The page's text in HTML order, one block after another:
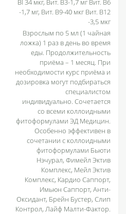
Bl 34 мкг, Вит. B3-1,7 мг Вит. B6
-1,7 мг, Вит. B9-40 мкг Вит. В12
-3,5 мкг
Взрослым по 5 мл (1 чайная
ложка) 1 раз в день во время
еды. Продолжительность
приёма – 1 месяц. При
необходимости курс приёма и
дозировка могут подбираться
специалистом
индивидуально. Сочетается
со всеми коллоидными
фитоформулами ЭД Медицин.
Особенно эффективен в
сочетании с коллоидными
фитоформулами Бьюти
Нэчурал, Фимейл Эктив
Комплекс, Мейл Эктив
Комплекс, Кардио Саппорт,
Имьюн Саппорт, Анти-
Оксидант, Брейн Бустер, Слип
Контрол, Лайф Малти-Фактор.